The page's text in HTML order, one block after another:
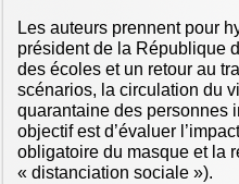
Les auteurs prennent pour
président de la République
des écoles et un retour au
scénarios, la circulation du
quarantaine des personnes
objectif est d’évaluer
obligatoire du masque et la
« distanciation sociale »).